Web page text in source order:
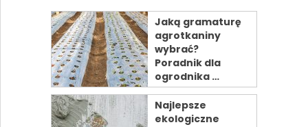
Jaką gramaturę
agrotkaniny
wybrać?
Poradnik dla
ogrodnika …
Najlepsze
ekologiczne